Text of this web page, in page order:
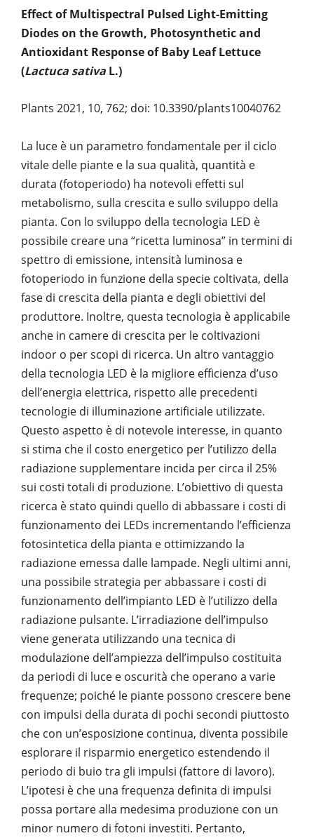
Effect of Multispectral Pulsed Light-Emitting
Diodes on the Growth, Photosynthetic and
Antioxidant Response of Baby Leaf Lettuce
(Lactuca sativa L.)
Plants 2021, 10, 762; doi: 10.3390/plants10040762
La luce è un parametro fondamentale per il ciclo
vitale delle piante e la sua qualità, quantità e
durata (fotoperiodo) ha notevoli effetti sul
metabolismo, sulla crescita e sullo sviluppo della
pianta. Con lo sviluppo della tecnologia LED è
possibile creare una “ricetta luminosa” in termini di
spettro di emissione, intensità luminosa e
fotoperiodo in funzione della specie coltivata, della
fase di crescita della pianta e degli obiettivi del
produttore. Inoltre, questa tecnologia è applicabile
anche in camere di crescita per le coltivazioni
indoor o per scopi di ricerca. Un altro vantaggio
della tecnologia LED è la migliore efficienza d’uso
dell’energia elettrica, rispetto alle precedenti
tecnologie di illuminazione artificiale utilizzate.
Questo aspetto è di notevole interesse, in quanto
si stima che il costo energetico per l’utilizzo della
radiazione supplementare incida per circa il 25%
sui costi totali di produzione. L’obiettivo di questa
ricerca è stato quindi quello di abbassare i costi di
funzionamento dei LEDs incrementando l’efficienza
fotosintetica della pianta e ottimizzando la
radiazione emessa dalle lampade. Negli ultimi anni,
una possibile strategia per abbassare i costi di
funzionamento dell’impianto LED è l’utilizzo della
radiazione pulsante. L’irradiazione dell’impulso
viene generata utilizzando una tecnica di
modulazione dell’ampiezza dell’impulso costituita
da periodi di luce e oscurità che operano a varie
frequenze; poiché le piante possono crescere bene
con impulsi della durata di pochi secondi piuttosto
che con un’esposizione continua, diventa possibile
esplorare il risparmio energetico estendendo il
periodo di buio tra gli impulsi (fattore di lavoro).
L’ipotesi è che una frequenza definita di impulsi
possa portare alla medesima produzione con un
minor numero di fotoni investiti. Pertanto,